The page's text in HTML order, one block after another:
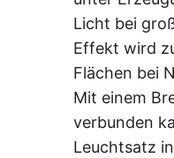
Licht bei
Effekt wird
Flächen bei
Mit einem
verbunden
Leuchtsatz